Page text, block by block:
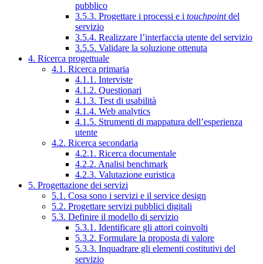
pubblico
3.5.3. Progettare i processi e i touchpointdel
servizio
3.5.4. Realizzare l’interfaccia utente del servizio
3.5.5. Validare la soluzione ottenuta
4. Ricerca progettuale
4.1. Ricerca primaria
4.1.1. Interviste
4.1.2. Questionari
4.1.3. Test di usabilità
4.1.4. Web analytics
4.1.5. Strumenti di mappatura dell’esperienza
utente
4.2. Ricerca secondaria
4.2.1. Ricerca documentale
4.2.2. Analisi benchmark
4.2.3. Valutazione euristica
5. Progettazione dei servizi
5.1. Cosa sono i servizi e il service design
5.2. Progettare servizi pubblici digitali
5.3. Definire il modello di servizio
5.3.1. Identificare gli attori coinvolti
5.3.2. Formulare la proposta di valore
5.3.3. Inquadrare gli elementi costitutivi del
servizio